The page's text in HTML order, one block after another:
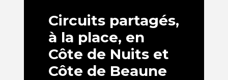
Circuits partagés,
à la place, en
Côte de Nuits et
Côte de Beaune